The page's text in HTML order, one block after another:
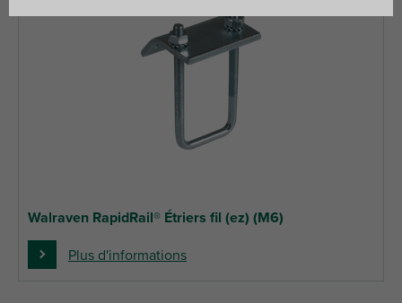
Walraven RapidRail® Étriers fil (ez) (M6)
Plus d'informations